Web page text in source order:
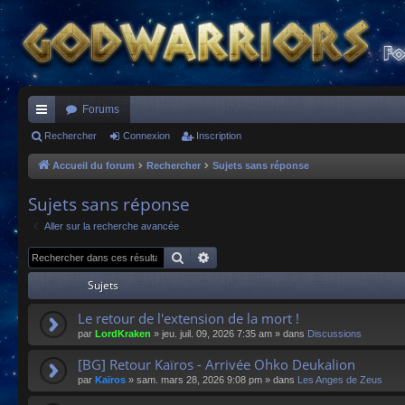
ac
co
s
Forums
Rechercher Connexion Inscription
Accueil du forum Rechercher Sujets sans réponse
Sujets sans réponse
Aller sur la recherche avancée
Rechercher
Sujets
Le retour de l'extension de la mort !
par LordKraken » jeu. juil. 09, 2026 7:35 am » dans Discussions
[BG] Retour Kaïros - Arrivée Ohko Deukalion
par Kaïros » sam. mars 28, 2026 9:08 pm » dans Les Anges de Zeus